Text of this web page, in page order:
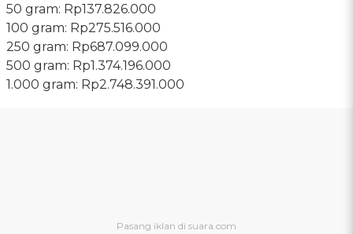
‎50 gram: Rp137.826.000
‎100 gram: Rp275.516.000
‎250 gram: Rp687.099.000
‎500 gram: Rp1.374.196.000
‎1.000 gram: Rp2.748.391.000